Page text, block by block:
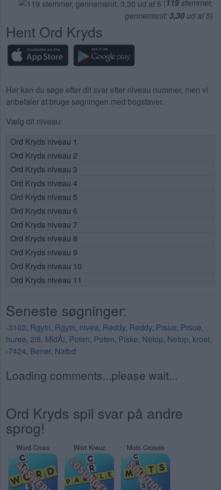
(119stemmer,
gennemsnit:3,30 ud af 5)
Hent Ord Kryds
Her kan du søge efter dit svar efter niveau nummer, men vi
anbefaler at bruge søgningen med bogstaver.
Vælg dit niveau:
Ord Kryds niveau 1
Ord Kryds niveau 2
Ord Kryds niveau 3
Ord Kryds niveau 4
Ord Kryds niveau 5
Ord Kryds niveau 6
Ord Kryds niveau 7
Ord Kryds niveau 8
Ord Kryds niveau 9
Ord Kryds niveau 10
Ord Kryds niveau 11
Seneste søgninger:
-3102, Rgytn, Rgytn, nivea, Reddy, Reddy, Prsue, Prsue,
huree, 2i8, MldÅi, Poten, Poten, Piske, Netop, Netop, kroet,
-7424, Bener, Natbd
Loading comments...please wait...
Ord Kryds spil svar på andre
sprog!
Word Cross Wort Kreuz Mots Croisés